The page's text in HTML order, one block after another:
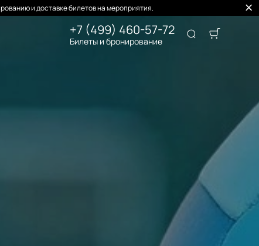
и доставке билетов на мероприятия.
+7 (499) 460-57-72
Билеты и бронирование